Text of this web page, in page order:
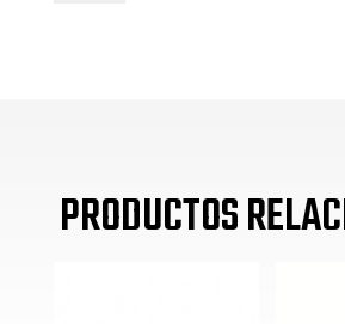
cantidad
PRODUCTOS